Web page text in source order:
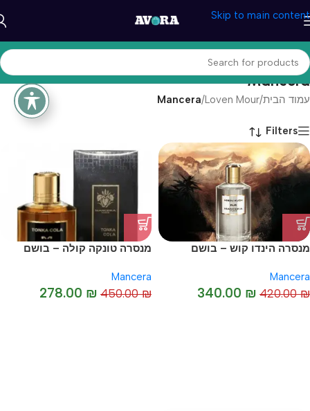
Skip to main content
Mancera
עמוד הבית/
Loven Mour
/
Mancera
Filters
-19%
מנסרה הינדו קוש – בושם
Mancera
420.00₪
340.00 ₪
מנסרה טונקה קולה – בושם
Mancera Tonka Cola
Mancera
450.00₪
278.00 ₪